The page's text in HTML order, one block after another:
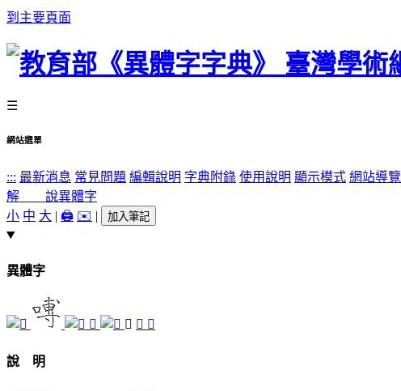
到主要頁面
☰
網站選單
::: 最新消息 常見問題 編輯說明 字典附錄 使用說明 顯示模式 網站導覽
解 說異體字
小 中 大 | 🖨️ ✉️ | 加入筆記
異體字
𠽢 𪙍 𪚂 𪚈
說 明